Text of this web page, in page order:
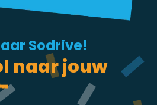
Sodrive!
naar jouw